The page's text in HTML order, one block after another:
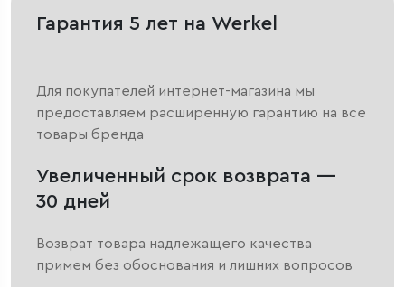
Гарантия 5 лет на Werkel
Для покупателей интернет-магазина мы
предоставляем расширенную гарантию на все
товары бренда
Увеличенный срок возврата —
30 дней
Возврат товара надлежащего качества
примем без обоснования и лишних вопросов